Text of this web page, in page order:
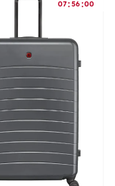
07:56:00